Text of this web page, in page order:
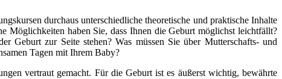
durchaus unterschiedliche theoretische und praktische Inhalte
Möglichkeiten haben Sie, dass Ihnen die Geburt möglichst leichtfällt?
Geburt zur Seite stehen? Was müssen Sie über Mutterschafts- und
Tagen mit Ihrem Baby?
vertraut gemacht. Für die Geburt ist es äußerst wichtig, bewährte